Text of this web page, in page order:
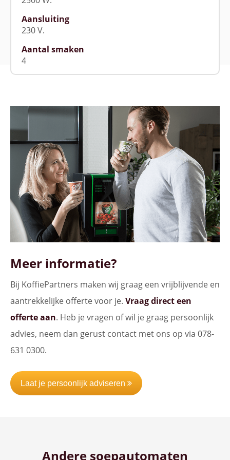
Aansluiting
230 V.
Aantal smaken
4
Meer informatie?
Bij KoffiePartners maken wij graag een vrijblijvende en
aantrekkelijke offerte voor je. Vraag direct een
offerte aan. Heb je vragen of wil je graag persoonlijk
advies, neem dan gerust contact met ons op via 078-
631 0300.
Laat je persoonlijk adviseren
Andere soepautomaten